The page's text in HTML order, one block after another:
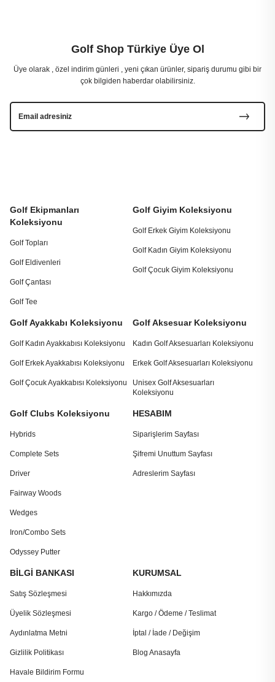
Golf Ekipmanları
Koleksiyonu
Golf Topları
Golf Eldivenleri
Golf Çantası
Golf Tee
Golf Giyim Koleksiyonu
Golf Erkek Giyim Koleksiyonu
Golf Kadın Giyim Koleksiyonu
Golf Çocuk Giyim Koleksiyonu
Golf Ayakkabı Koleksiyonu
Golf Kadın Ayakkabısı Koleksiyonu
Golf Erkek Ayakkabısı Koleksiyonu
Golf Çocuk Ayakkabısı Koleksiyonu
Golf Aksesuar Koleksiyonu
Kadın Golf Aksesuarları Koleksiyonu
Erkek Golf Aksesuarları Koleksiyonu
Unisex Golf Aksesuarları
Koleksiyonu
Golf Clubs Koleksiyonu
Hybrids
Complete Sets
Driver
Fairway Woods
Wedges
Iron/Combo Sets
Odyssey Putter
HESABIM
Siparişlerim Sayfası
Şifremi Unuttum Sayfası
Adreslerim Sayfası
BİLGİ BANKASI
Satış Sözleşmesi
Üyelik Sözleşmesi
Aydınlatma Metni
Gizlilik Politikası
Havale Bildirim Formu
KURUMSAL
Hakkımızda
Kargo / Ödeme / Teslimat
İptal / İade / Değişim
Blog Anasayfa
Golf Shop Türkiye Üye Ol
Üye olarak , özel indirim günleri , yeni çıkan ürünler, sipariş durumu gibi bir
çok bilgiden haberdar olabilirsiniz.